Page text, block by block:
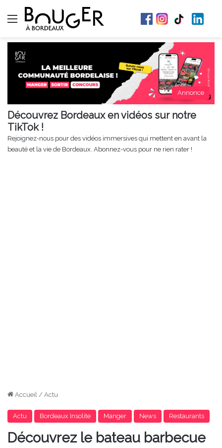
Menu
Annonce
Découvrez Bordeaux en vidéos sur notre
TikTok !
Rejoignez-nous pour des vidéos immersives qui mettent en avant la
beauté et la vie de Bordeaux. Abonnez-vous pour ne rien rater !
Accueil / Actu
Actu Bordeaux Insolite Manger News Restaurants
Découvrez le bateau barbecue